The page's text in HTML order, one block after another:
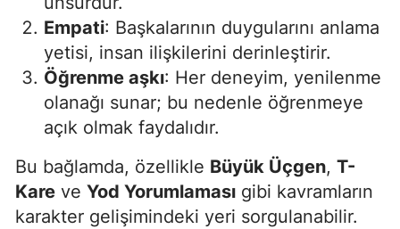
Empati: Başkalarının duygularını anlama
yetisi, insan ilişkilerini derinleştirir.
Öğrenme aşkı: Her deneyim, yenilenme
olanağı sunar; bu nedenle öğrenmeye
açık olmak faydalıdır.
Bu bağlamda, özellikle Büyük Üçgen, T-
Kare ve Yod Yorumlaması gibi kavramların
karakter gelişimindeki yeri sorgulanabilir.